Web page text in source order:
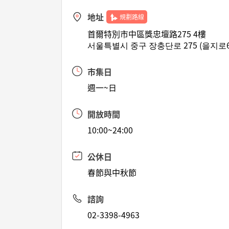
地址 規劃路線
首爾特別市中區獎忠壇路275 4樓
서울특별시 중구 장충단로 275 (을지로
市集日
週一~日
開放時間
10:00~24:00
公休日
春節與中秋節
諮詢
02-3398-4963